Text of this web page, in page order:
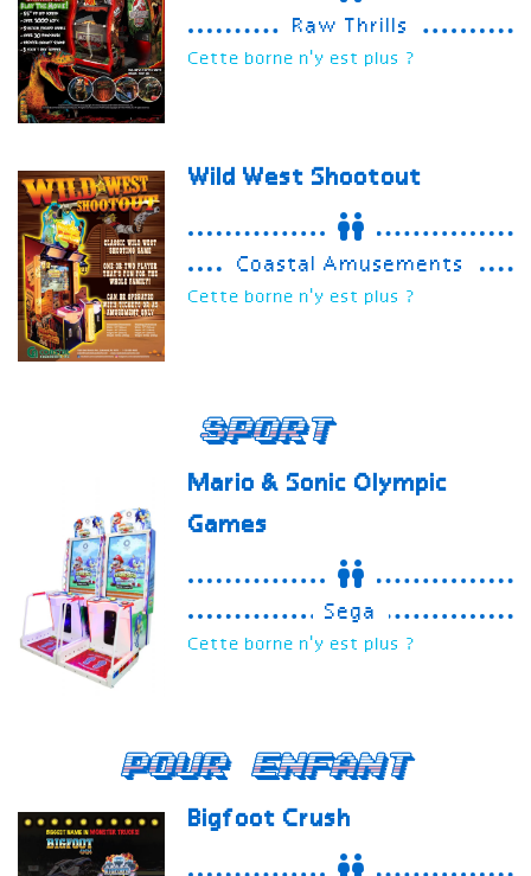
Raw Thrills
Cette borne n'y est plus ?
Wild West Shootout
Coastal Amusements
Cette borne n'y est plus ?
Sport
Mario & Sonic Olympic
Games
Sega
Cette borne n'y est plus ?
Pour enfant
Bigfoot Crush